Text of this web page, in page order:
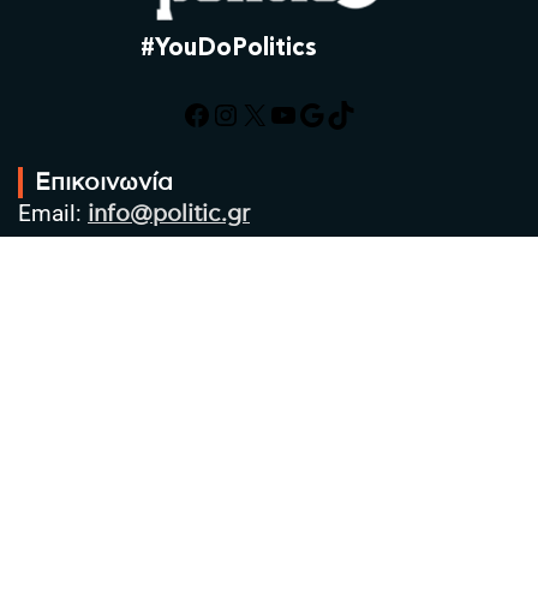
#YouDoPolitics
Facebook
Instagram
X YouTube
Google
TikTok
Επικοινωνία
Email: info@politic.gr
Τηλ: